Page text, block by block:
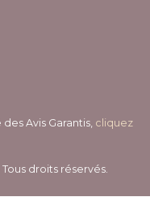
Avis Garantis, cliquez
droits réservés.